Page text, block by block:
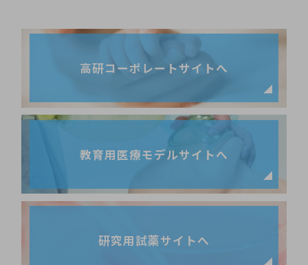
高研コーポレートサイトへ
教育用医療モデルサイトへ
研究用試薬サイトへ